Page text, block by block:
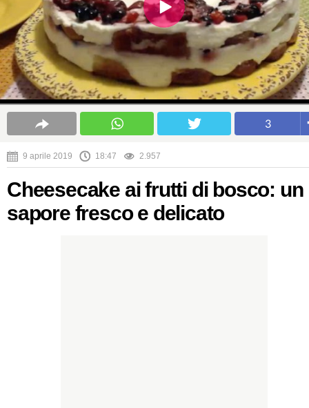
3
9 aprile 2019 18:47 2.957
Cheesecake ai frutti di bosco: un
sapore fresco e delicato